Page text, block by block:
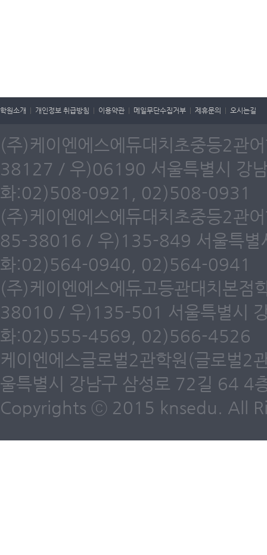
학원소개 개인정보 취급방침 이용약관 메일무단수집거부 제휴문의 오시는길
(주)케이엔에스에듀대치초중등2
38127 / 우)06190 서울특별시 강
화:02)508-0921, 02)508-0931
(주)케이엔에스에듀대치초중등2관
85-38016 / 우)135-849 서울특별
화:02)564-0940, 02)564-0941
(주)케이엔에스에듀고등관대치본
38010 / 우)135-501 서울특별시
화:02)555-4569, 02)566-4526
케이엔에스글로벌2관학원(글로벌
울특별시 강남구 삼성로 72길 64
Copyrights ⓒ 2015 knsedu. All